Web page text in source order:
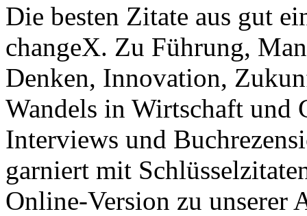
Die besten Zitate aus gut
changeX. Zu Führung,
Denken, Innovation,
Wandels in Wirtschaft und
Interviews und
garniert mit
Online-Version zu unserer